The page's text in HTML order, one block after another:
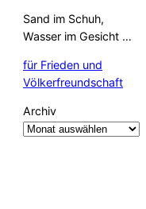
Sand im Schuh,
Wasser im Gesicht …
für Frieden und
Völkerfreundschaft
Archiv